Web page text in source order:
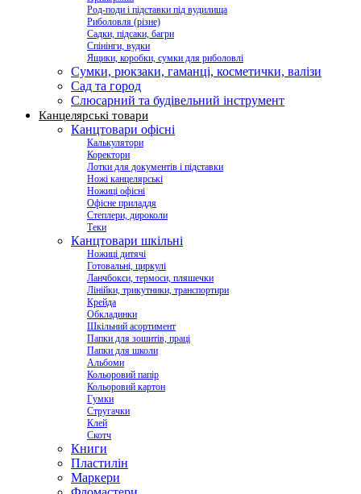
Род-поди і підставки під вудилища
Риболовля (різне)
Садки, підсаки, багри
Спінінги, вудки
Ящики, коробки, сумки для риболовлі
Сумки, рюкзаки, гаманці, косметички, валізи
Сад та город
Слюсарний та будівельний інструмент
Канцелярські товари
Канцтовари офісні
Калькулятори
Коректори
Лотки для документів і підставки
Ножі канцелярські
Ножиці офісні
Офісне приладдя
Степлери, дироколи
Теки
Канцтовари шкільні
Ножиці дитячі
Готовальні, циркулі
Ланчбокси, термоси, пляшечки
Лінійки, трикутники, транспортири
Крейда
Обкладинки
Шкільний асортимент
Папки для зошитів, праці
Папки для школи
Альбоми
Кольоровий папір
Кольоровий картон
Гумки
Стругачки
Клей
Скотч
Книги
Пластилін
Маркери